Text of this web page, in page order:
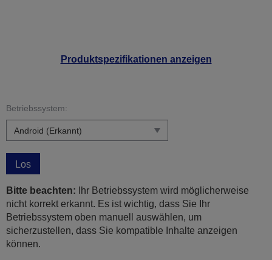
Produktspezifikationen anzeigen
Betriebssystem:
Los
Bitte beachten: Ihr Betriebssystem wird möglicherweise
nicht korrekt erkannt. Es ist wichtig, dass Sie Ihr
Betriebssystem oben manuell auswählen, um
sicherzustellen, dass Sie kompatible Inhalte anzeigen
können.